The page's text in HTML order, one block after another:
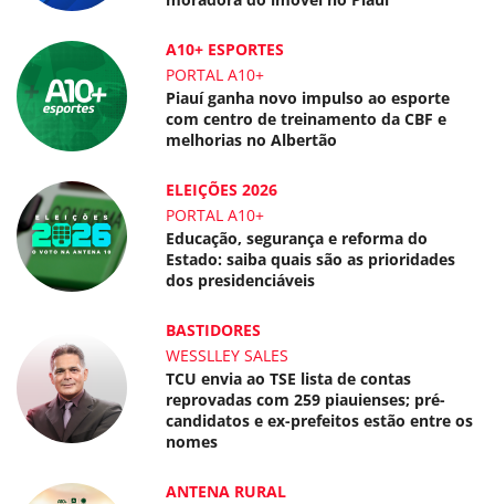
A10+ ESPORTES
PORTAL A10+
Piauí ganha novo impulso ao esporte
com centro de treinamento da CBF e
melhorias no Albertão
ELEIÇÕES 2026
PORTAL A10+
Educação, segurança e reforma do
Estado: saiba quais são as prioridades
dos presidenciáveis
BASTIDORES
WESSLLEY SALES
TCU envia ao TSE lista de contas
reprovadas com 259 piauienses; pré-
candidatos e ex-prefeitos estão entre os
nomes
ANTENA RURAL